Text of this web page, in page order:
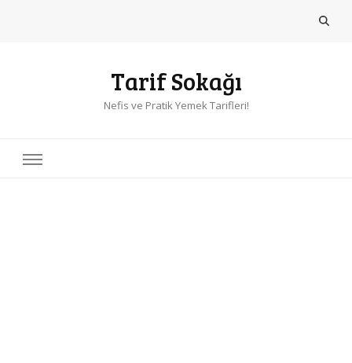
Tarif Sokağı
Nefis ve Pratik Yemek Tarifleri!